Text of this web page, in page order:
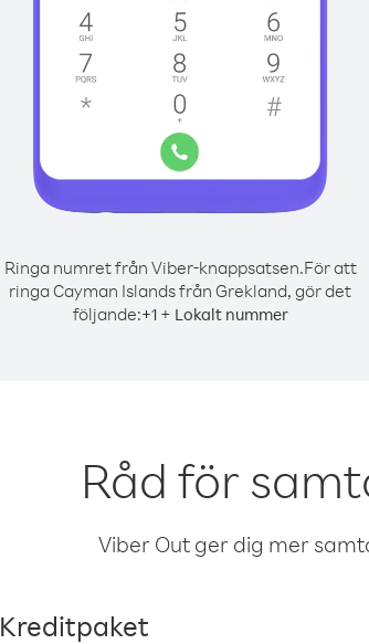
Ringa numret från Viber-knappsatsen.För att
ringa Cayman Islands från Grekland, gör det
följande:+1+ Lokalt nummer
Råd för
Viber Out ger dig mer
Kreditpaket